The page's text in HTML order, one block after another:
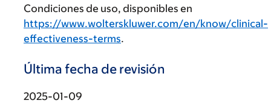
Condiciones de uso, disponibles en
https://www.wolterskluwer.com/en/know/clinical-
effectiveness-terms.
Última fecha de revisión
2025-01-09